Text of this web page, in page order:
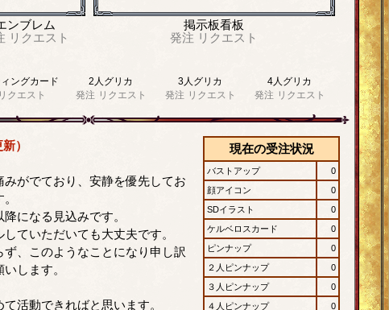
ンブレム
リクエスト
掲示板看板
発注 リクエスト
ングカード
リクエスト
2人グリカ
発注 リクエスト
3人グリカ
発注 リクエスト
4人グリカ
発注 リクエスト
現在の受注状況
バストアップ
0
顔アイコン
0
SDイラスト
0
ケルベロスカード
0
ピンナップ
0
２人ピンナップ
0
３人ピンナップ
0
４人ピンナップ
0
）
がでており、安静を優先してお
になる見込みです。
ていただいても大丈夫です。
、このようなことになり申し訳
します。
活動できればと思います。